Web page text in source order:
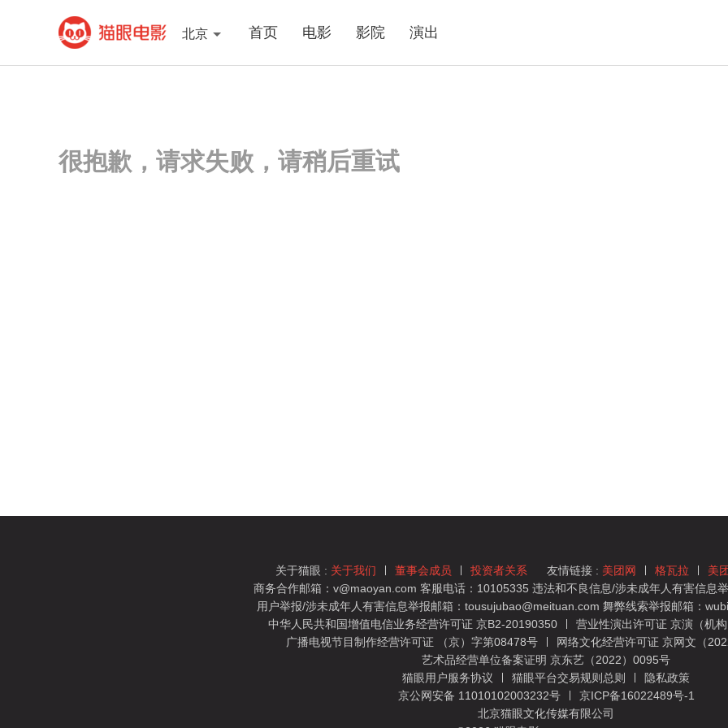
北京 首页 电影 影院 演出
很抱歉，请求失败，请稍后重试
关于猫眼 : 关于我们 董事会成员 投资者关系 友情链接 : 美团网 格瓦拉 美
商务合作邮箱：v@maoyan.com 客服电话：10105335 违法和不良信息/涉未成年人有害信息
用户举报/涉未成年人有害信息举报邮箱：tousujubao@meituan.com 舞弊线索举报邮箱：
中华人民共和国增值电信业务经营许可证 京B2-20190350
营业性演出许可证 京演（机
广播电视节目制作经营许可证 （京）字第08478号
网络文化经营许可证 京网文（
艺术品经营单位备案证明 京东艺（2022）0095号
猫眼用户服务协议
猫眼平台交易规则总则
隐私政策
京公网安备 11010102003232号
京ICP备16022489号-1
北京猫眼文化传媒有限公司